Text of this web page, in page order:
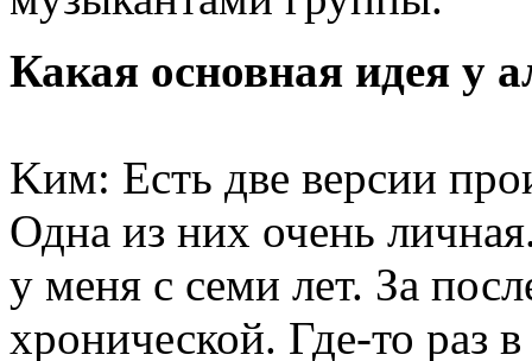
Какая основная идея у
Kим: Есть две версии
Одна из них очень
у меня с семи лет. За
хронической. Где-то раз